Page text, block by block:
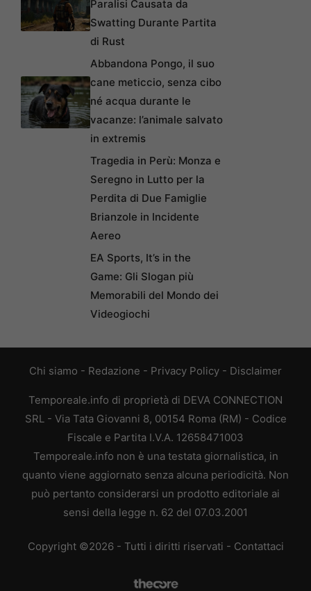
Paralisi Causata da
Swatting Durante Partita
di Rust
Abbandona Pongo, il suo
cane meticcio, senza cibo
né acqua durante le
vacanze: l’animale salvato
in extremis
Tragedia in Perù: Monza e
Seregno in Lutto per la
Perdita di Due Famiglie
Brianzole in Incidente
Aereo
EA Sports, It’s in the
Game: Gli Slogan più
Memorabili del Mondo dei
Videogiochi
Chi siamo - Redazione - Privacy Policy - Disclaimer
Temporeale.info di proprietà di DEVA CONNECTION
SRL - Via Tata Giovanni 8, 00154 Roma (RM) - Codice
Fiscale e Partita I.V.A. 12658471003
Temporeale.info non è una testata giornalistica, in
quanto viene aggiornato senza alcuna periodicità. Non
può pertanto considerarsi un prodotto editoriale ai
sensi della legge n. 62 del 07.03.2001
Copyright ©2026 - Tutti i diritti riservati - Contattaci